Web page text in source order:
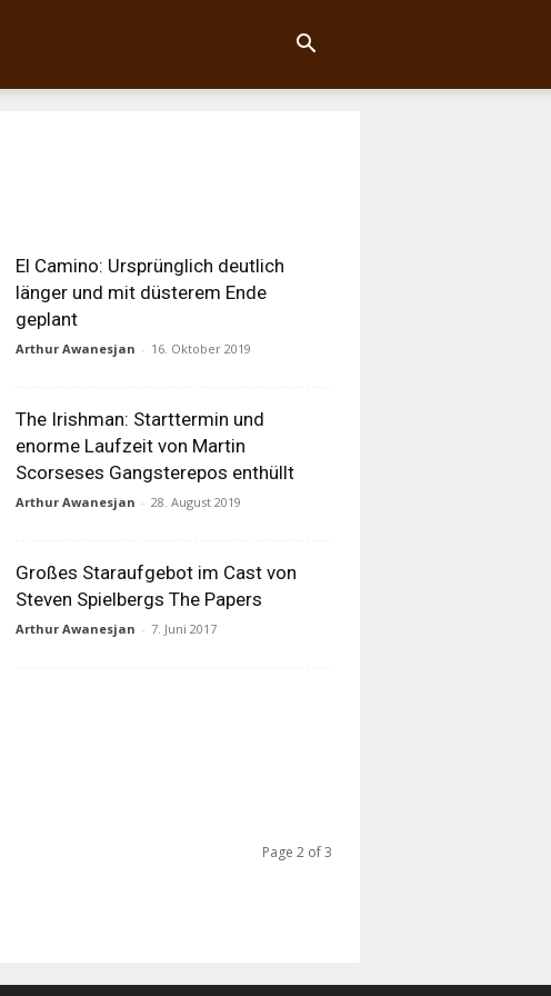
El Camino: Ursprünglich deutlich
länger und mit düsterem Ende
geplant
Arthur Awanesjan - 16. Oktober 2019
The Irishman: Starttermin und
enorme Laufzeit von Martin
Scorseses Gangsterepos enthüllt
Arthur Awanesjan - 28. August 2019
Großes Staraufgebot im Cast von
Steven Spielbergs The Papers
Arthur Awanesjan - 7. Juni 2017
Page 2 of 3